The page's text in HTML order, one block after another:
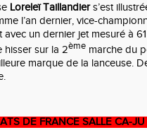
Loreleï Taillandiers’est
l’an dernier, vice-
avec un dernier jet mesuré à
hisser sur la 2ème marche du
marque de la lanceuse.
DE FRANCE SALLE CA-